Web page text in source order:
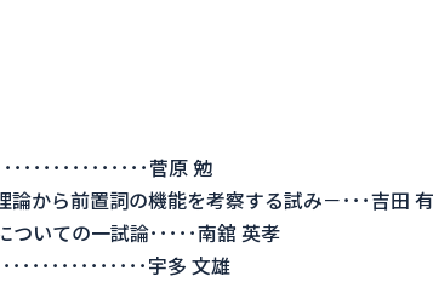
･････････････菅原 勉
から前置詞の機能を考察する試み－･･･吉田 有
ついての一試論･････南舘 英孝
･････････････宇多 文雄